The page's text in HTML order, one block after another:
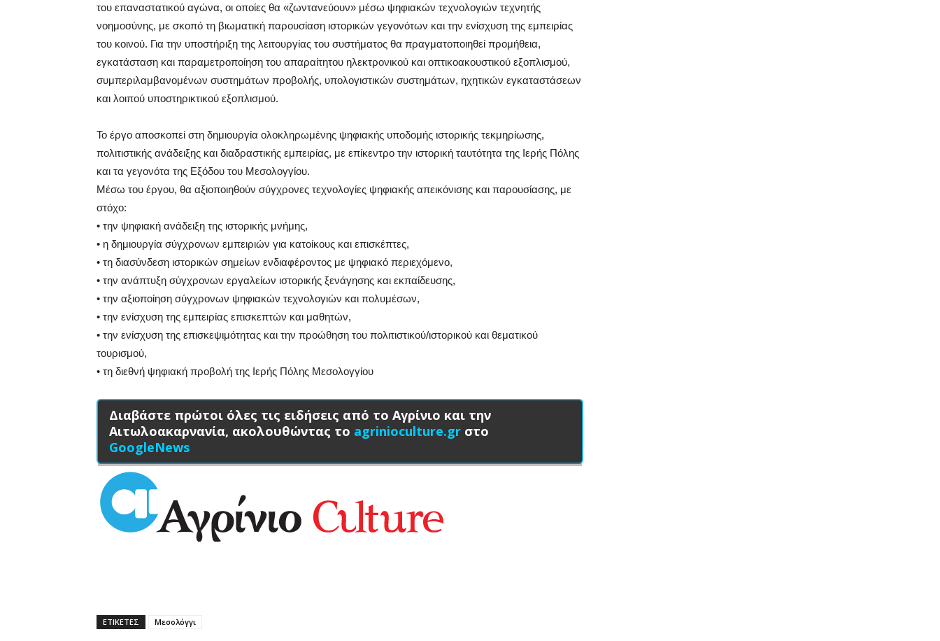
του επαναστατικού αγώνα, οι οποίες θα «ζωντανεύουν» μέσω ψηφιακών τεχνολογιών τεχνητής
νοημοσύνης, με σκοπό τη βιωματική παρουσίαση ιστορικών γεγονότων και την ενίσχυση της εμπειρίας
του κοινού. Για την υποστήριξη της λειτουργίας του συστήματος θα πραγματοποιηθεί προμήθεια,
εγκατάσταση και παραμετροποίηση του απαραίτητου ηλεκτρονικού και οπτικοακουστικού εξοπλισμού,
συμπεριλαμβανομένων συστημάτων προβολής, υπολογιστικών συστημάτων, ηχητικών εγκαταστάσεων
και λοιπού υποστηρικτικού εξοπλισμού.
Το έργο αποσκοπεί στη δημιουργία ολοκληρωμένης ψηφιακής υποδομής ιστορικής τεκμηρίωσης,
πολιτιστικής ανάδειξης και διαδραστικής εμπειρίας, με επίκεντρο την ιστορική ταυτότητα της Ιερής Πόλης
και τα γεγονότα της Εξόδου του Μεσολογγίου.
Μέσω του έργου, θα αξιοποιηθούν σύγχρονες τεχνολογίες ψηφιακής απεικόνισης και παρουσίασης, με
στόχο:
• την ψηφιακή ανάδειξη της ιστορικής μνήμης,
• η δημιουργία σύγχρονων εμπειριών για κατοίκους και επισκέπτες,
• τη διασύνδεση ιστορικών σημείων ενδιαφέροντος με ψηφιακό περιεχόμενο,
• την ανάπτυξη σύγχρονων εργαλείων ιστορικής ξενάγησης και εκπαίδευσης,
• την αξιοποίηση σύγχρονων ψηφιακών τεχνολογιών και πολυμέσων,
• την ενίσχυση της εμπειρίας επισκεπτών και μαθητών,
• την ενίσχυση της επισκεψιμότητας και την προώθηση του πολιτιστικού/ιστορικού και θεματικού
τουρισμού,
• τη διεθνή ψηφιακή προβολή της Ιερής Πόλης Μεσολογγίου
Διαβάστε πρώτοι όλες τις ειδήσεις από το Αγρίνιο και την
Αιτωλοακαρνανία, ακολουθώντας το agrinioculture.gr στο
GoogleNews
ΕΤΙΚΕΤΕΣ Μεσολόγγι